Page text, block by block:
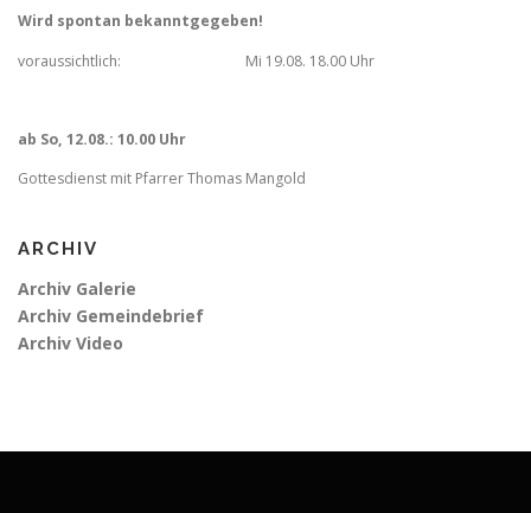
Wird spontan bekanntgegeben!
voraussichtlich: Mi 19.08. 18.00 Uhr
ab So, 12.08.: 10.00 Uhr
Gottesdienst mit Pfarrer Thomas Mangold
ARCHIV
Archiv Galerie
Archiv Gemeindebrief
Archiv Video